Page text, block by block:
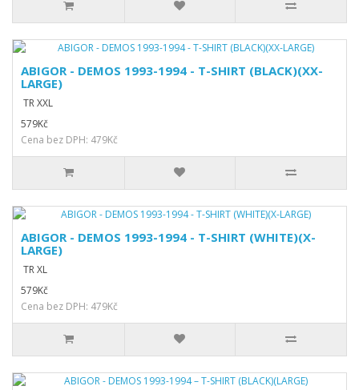
ABIGOR - DEMOS 1993-1994 - T-SHIRT (BLACK)(XX-
LARGE)
TR XXL
579Kč
Cena bez DPH: 479Kč
ABIGOR - DEMOS 1993-1994 - T-SHIRT (WHITE)(X-
LARGE)
TR XL
579Kč
Cena bez DPH: 479Kč